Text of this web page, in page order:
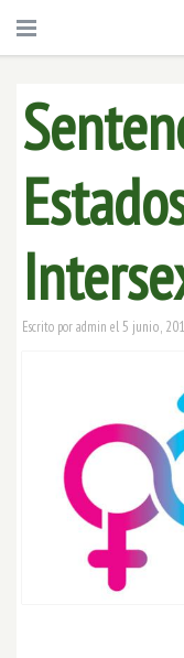
Escrito poradmin el 5 junio,